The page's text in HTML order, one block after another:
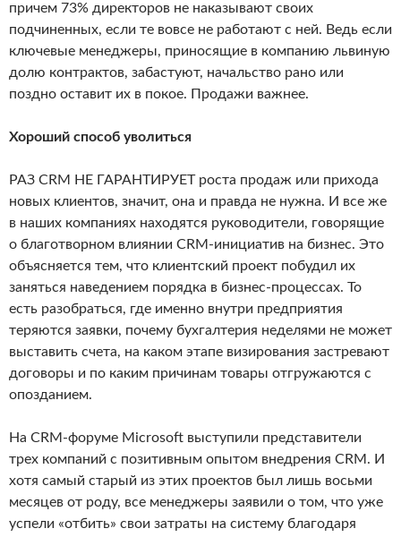
причем 73% директоров не наказывают своих
подчиненных, если те вовсе не работают с ней. Ведь если
ключевые менеджеры, приносящие в компанию львиную
долю контрактов, забастуют, начальство рано или
поздно оставит их в покое. Продажи важнее.
Хороший способ уволиться
РАЗ CRM НЕ ГАРАНТИРУЕТ роста продаж или прихода
новых клиентов, значит, она и правда не нужна. И все же
в наших компаниях находятся руководители, говорящие
о благотворном влиянии CRM-инициатив на бизнес. Это
объясняется тем, что клиентский проект побудил их
заняться наведением порядка в бизнес-процессах. То
есть разобраться, где именно внутри предприятия
теряются заявки, почему бухгалтерия неделями не может
выставить счета, на каком этапе визирования застревают
договоры и по каким причинам товары отгружаются с
опозданием.
На CRM-форуме Microsoft выступили представители
трех компаний с позитивным опытом внедрения CRM. И
хотя самый старый из этих проектов был лишь восьми
месяцев от роду, все менеджеры заявили о том, что уже
успели «отбить» свои затраты на систему благодаря